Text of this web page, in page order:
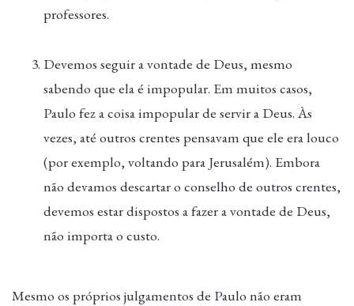
professores.
Devemos seguir a vontade de Deus, mesmo
sabendo que ela é impopular. Em muitos casos,
Paulo fez a coisa impopular de servir a Deus. Às
vezes, até outros crentes pensavam que ele era louco
(por exemplo, voltando para Jerusalém). Embora
não devamos descartar o conselho de outros crentes,
devemos estar dispostos a fazer a vontade de Deus,
não importa o custo.
Mesmo os próprios julgamentos de Paulo não eram